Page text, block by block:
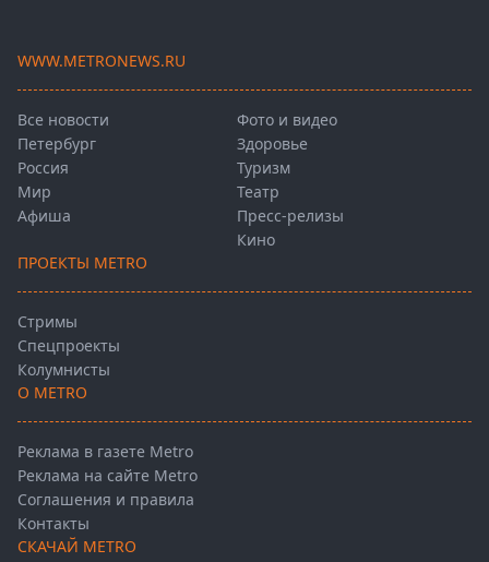
WWW.METRONEWS.RU
Все новости
Петербург
Россия
Мир
Афиша
Фото и видео
Здоровье
Туризм
Театр
Пресс-релизы
Кино
ПРОЕКТЫ METRO
Стримы
Спецпроекты
Колумнисты
О METRO
Реклама в газете Metro
Реклама на сайте Metro
Соглашения и правила
Контакты
СКАЧАЙ METRO